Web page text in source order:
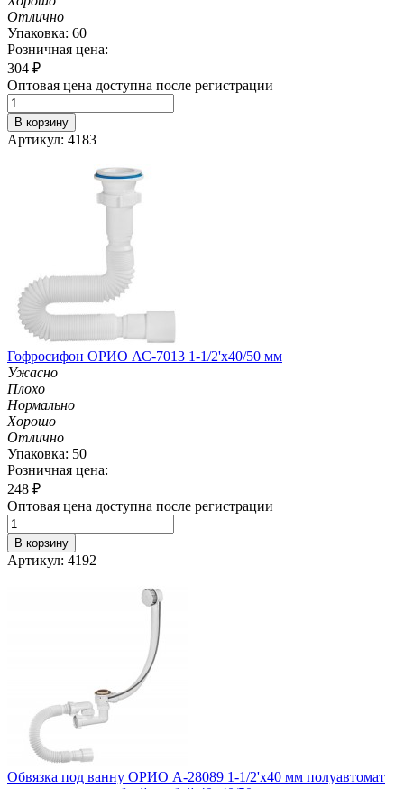
Отлично
Упаковка: 60
Розничная цена:
304 ₽
Оптовая цена доступна после регистрации
В корзину
Артикул: 4183
Гофросифон ОРИО АС-7013 1-1/2'х40/50 мм
Ужасно
Плохо
Нормально
Хорошо
Отлично
Упаковка: 50
Розничная цена:
248 ₽
Оптовая цена доступна после регистрации
В корзину
Артикул: 4192
Обвязка под ванну ОРИО А-28089 1-1/2'х40 мм полуавтомат